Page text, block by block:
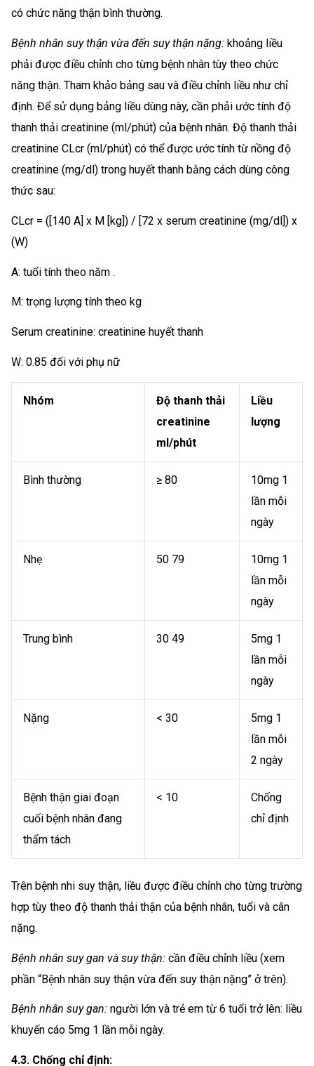
có chức năng thận bình thường.
Bệnh nhân suy thận vừa đến suy thận nặng: khoảng liều
phải được điều chỉnh cho từng bệnh nhân tùy theo chức
năng thận. Tham khảo bảng sau và điều chỉnh liều như chỉ
định. Để sử dụng bảng liều dùng này, cần phải ước tính độ
thanh thải creatinine (ml/phút) của bệnh nhân. Độ thanh thải
creatinine CLcr (ml/phút) có thể được ước tính từ nồng độ
creatinine (mg/dl) trong huyết thanh bằng cách dùng công
thức sau:
CLcr = ([140 A] x M [kg]) / [72 x serum creatinine (mg/dl]) x
(W)
A: tuổi tính theo năm .
M: trọng lượng tính theo kg
Serum creatinine: creatinine huyết thanh
W: 0.85 đối với phụ nữ
Nhóm
Độ thanh thải
creatinine
ml/phút
Liều
lượng
Bình thường ≥ 80
10mg 1
lần mỗi
ngày
Nhẹ 50 79
10mg 1
lần mỗi
ngày
Trung bình 30 49
5mg 1
lần mỗi
ngày
Nặng < 30
5mg 1
lần mỗi
2 ngày
Bệnh thận giai đoạn
cuối bệnh nhân đang
thẩm tách
< 10
Chống
chỉ định
Trên bệnh nhi suy thận, liều được điều chỉnh cho từng trường
hợp tùy theo độ thanh thải thận của bệnh nhân, tuổi và cân
nặng.
Bệnh nhân suy gan và suy thận: cần điều chỉnh liều (xem
phần “Bệnh nhân suy thận vừa đến suy thận nặng” ở trên).
Bệnh nhân suy gan: người lớn và trẻ em từ 6 tuổi trở lên: liều
khuyến cáo 5mg 1 lần mỗi ngày.
4.3. Chống chỉ định: